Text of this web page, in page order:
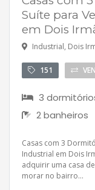
Suíte para
em Dois
Industrial, Dois
151
3
2 banheiros
Casas com 3
Industrial em Dois
adquirir uma casa
morar no bairro...